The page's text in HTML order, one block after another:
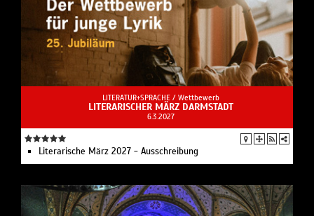
LITERATUR+SPRACHE / Wettbewerb
LITERARISCHER MÄRZ DARMSTADT
6.3.2027
Literarische März 2027 - Ausschreibung